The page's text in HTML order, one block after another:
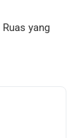
Ruas yang